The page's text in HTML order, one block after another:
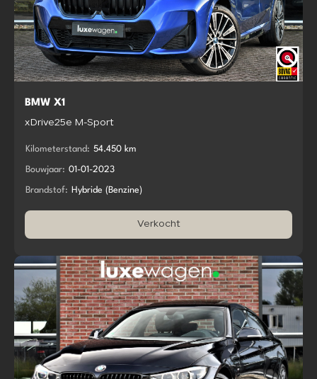
BMW X1
xDrive25e M-Sport
Kilometerstand: 54.450 km
Bouwjaar: 01-01-2023
Brandstof: Hybride (Benzine)
Verkocht